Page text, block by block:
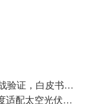
华为构网型光伏完成德国2.5MW项目实战验证，白皮书为国内行业提供真实参考
异质结电池升空捷报频传，冷门技术高度适配太空光伏蓝海?